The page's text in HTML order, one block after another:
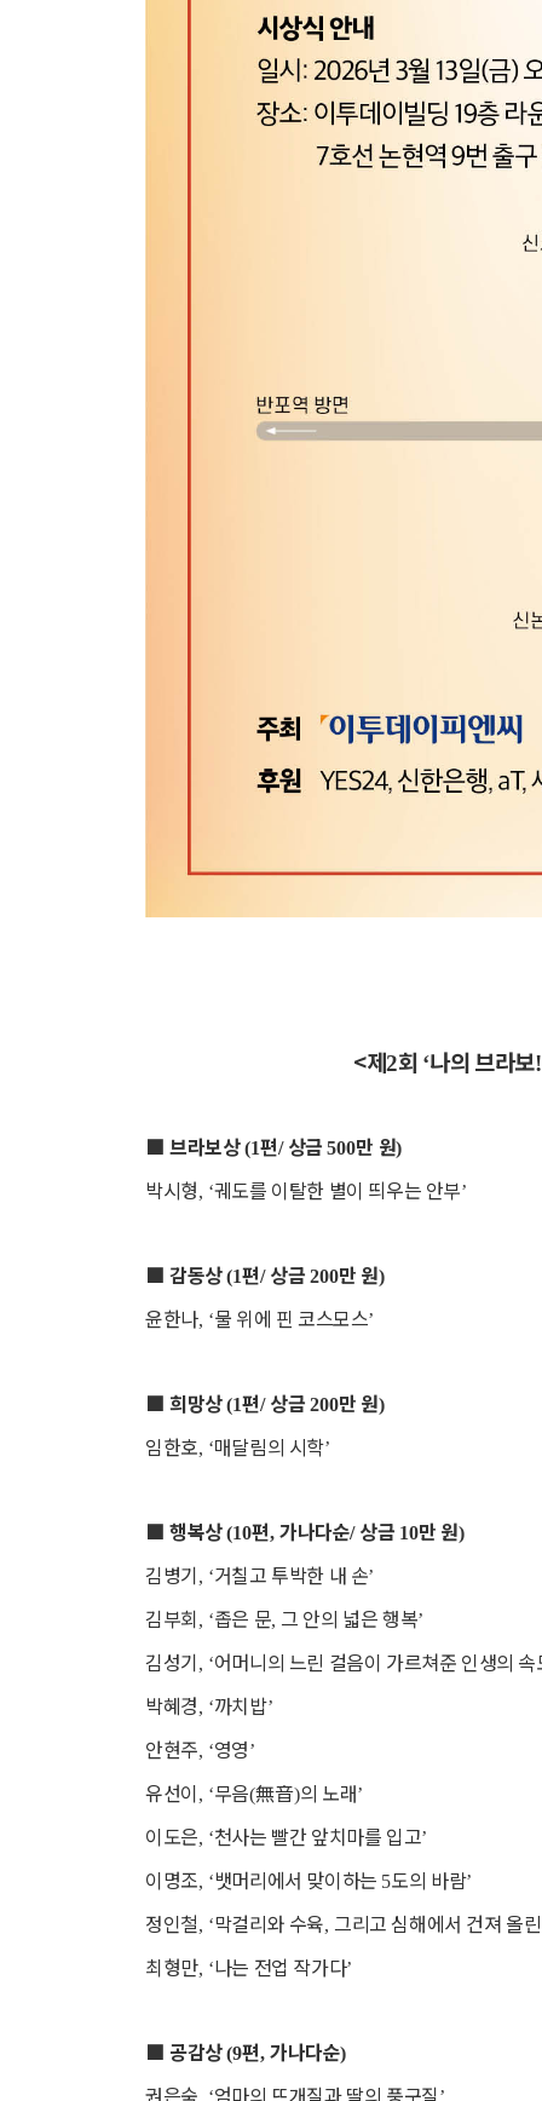
<제2회 ‘나의 브라보
■ 브라보상(1편/ 상금500만 원)
박시형, ‘궤도를 이탈한 별이 띄우는 안부’
■ 감동상(1편/ 상금 200만 원)
윤한나, ‘물 위에 핀 코스모스’
■ 희망상(1편/ 상금 200만 원)
임한호, ‘매달림의 시학’
■ 행복상(10편,가나다순/ 상금 10만 원)
김병기, ‘거칠고 투박한 내 손’
김부회, ‘좁은 문, 그 안의 넓은 행복’
김성기, ‘어머니의 느린 걸음이 가르쳐준 인생의 속
박혜경, ‘까치밥’
안현주, ‘영영’
유선이, ‘무음(無音)의 노래’
이도은, ‘천사는 빨간 앞치마를 입고’
이명조, ‘뱃머리에서 맞이하는 5도의 바람’
정인철, ‘막걸리와 수육, 그리고 심해에서 건져 올
최형만, ‘나는 전업 작가다’
■ 공감상(9편,가나다순)
권은숙 , ‘엄마의 뜨개질과 딸의 풍구질’